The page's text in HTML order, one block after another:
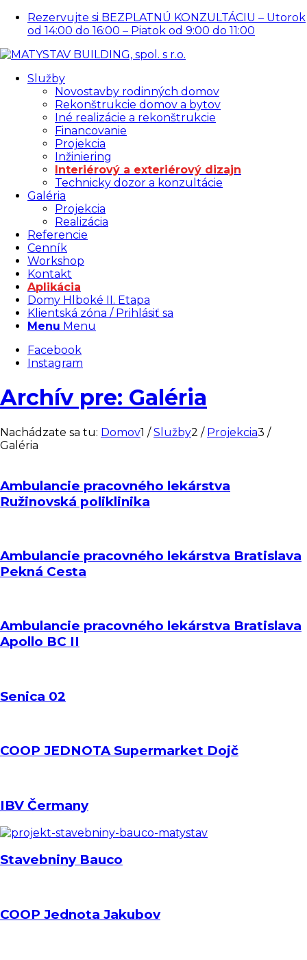
Rezervujte si BEZPLATNÚ KONZULTÁCIU – Utorok
od 14:00 do 16:00 – Piatok od 9:00 do 11:00
Služby
Novostavby rodinných domov
Rekonštrukcie domov a bytov
Iné realizácie a rekonštrukcie
Financovanie
Projekcia
Inžiniering
Interiérový a exteriérový dizajn
Technicky dozor a konzultácie
Galéria
Projekcia
Realizácia
Referencie
Cenník
Workshop
Kontakt
Aplikácia
Domy Hlboké II. Etapa
Klientská zóna / Prihlásiť sa
Menu Menu
Facebook
Instagram
Archív pre: Galéria
Nachádzate sa tu: Domov1 / Služby2 / Projekcia3 /
Galéria
Ambulancie pracovného lekárstva
Ružinovská poliklinika
Ambulancie pracovného lekárstva Bratislava
Pekná Cesta
Ambulancie pracovného lekárstva Bratislava
Apollo BC II
Senica 02
COOP JEDNOTA Supermarket Dojč
IBV Čermany
Stavebniny Bauco
COOP Jednota Jakubov